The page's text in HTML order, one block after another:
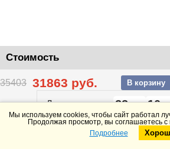
Стоимость
35403 31863 руб. В корзину
До конца акции22 10
Telegram
Мы используем cookies, чтобы сайт работал
Продолжая просмотр, вы соглашаетесь с
Подробнее